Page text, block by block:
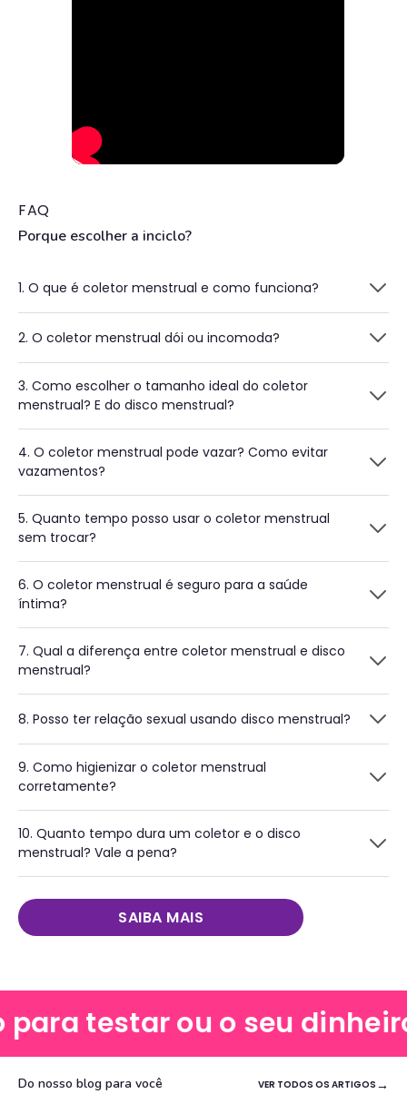
FAQ
Porque escolher a inciclo?
1. O que é coletor menstrual e como funciona?
2. O coletor menstrual dói ou incomoda?
3. Como escolher o tamanho ideal do coletor
menstrual? E do disco menstrual?
4. O coletor menstrual pode vazar? Como evitar
vazamentos?
5. Quanto tempo posso usar o coletor menstrual
sem trocar?
6. O coletor menstrual é seguro para a saúde
íntima?
7. Qual a diferença entre coletor menstrual e disco
menstrual?
8. Posso ter relação sexual usando disco menstrual?
9. Como higienizar o coletor menstrual
corretamente?
10. Quanto tempo dura um coletor e o disco
menstrual? Vale a pena?
SAIBA MAIS
testar ou o seu dinheiro
Do nosso blog para você VER TODOS OS ARTIGOS